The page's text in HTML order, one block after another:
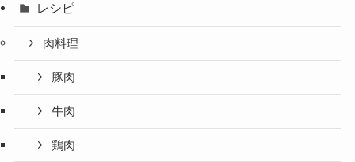
レシピ
肉料理
豚肉
牛肉
鶏肉